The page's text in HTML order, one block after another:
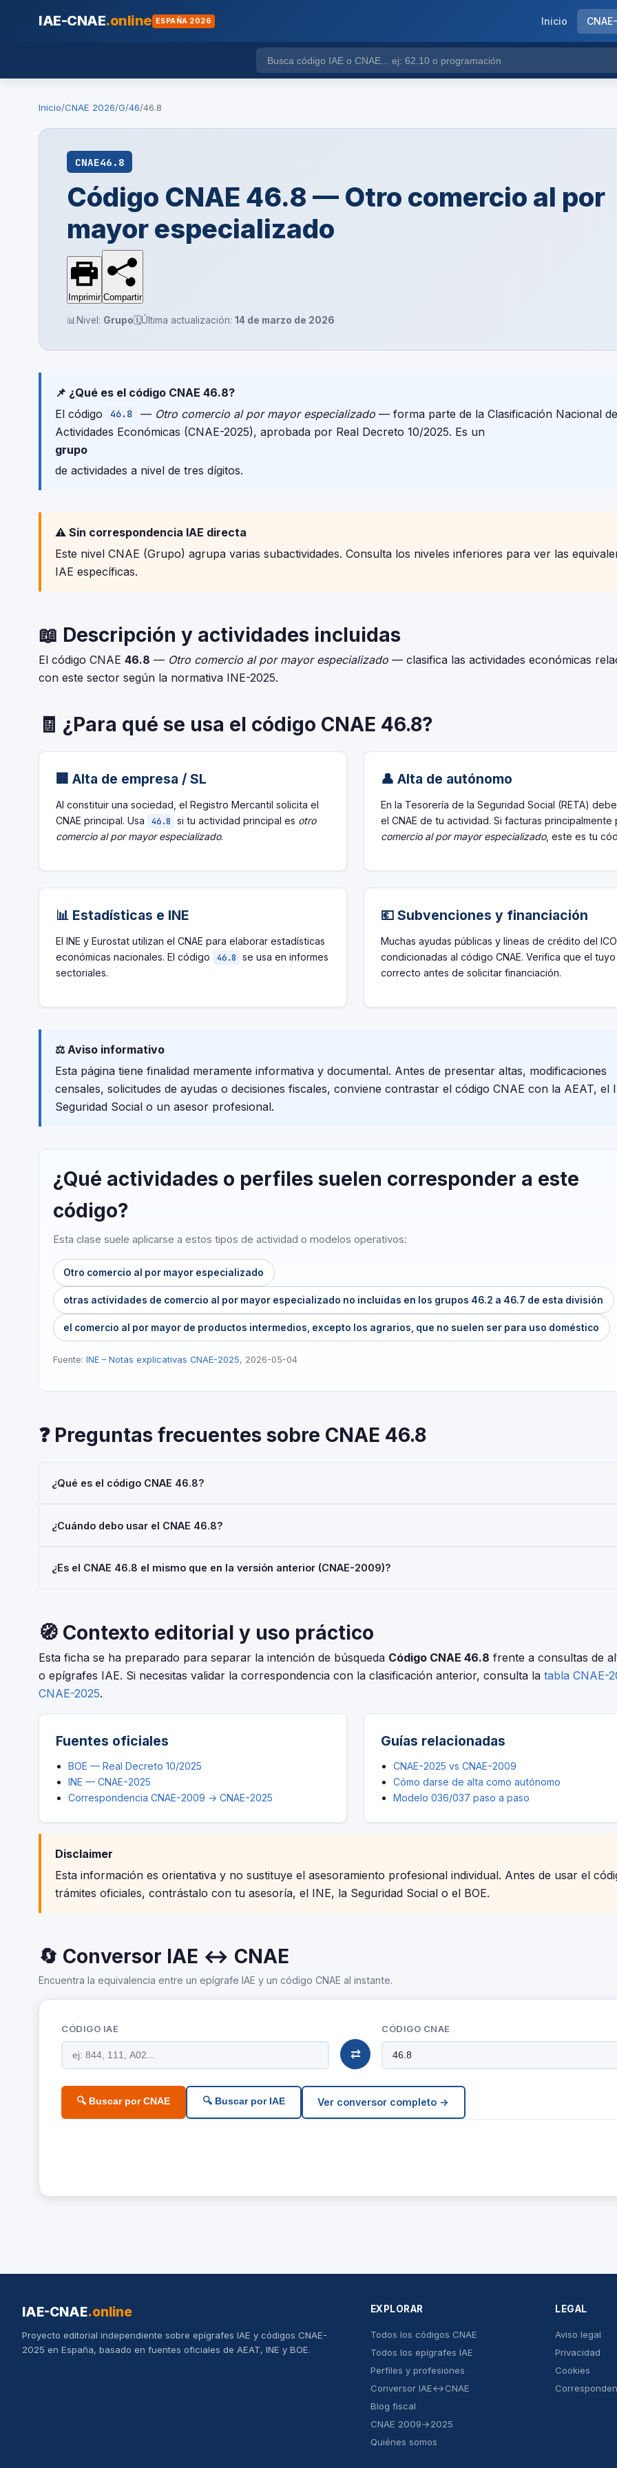
IAE-CNAE.online ESPAÑA 2026 Inicio
Inicio/CNAE 2026/G/46/46.8
CNAE46.8
Código CNAE 46.8 — Otro comercio al por
mayor especializado
Imprimir Compartir
📊 Nivel: Grupo🗓️Última actualización: 14 de marzo de 2026
📌 ¿Qué es el código CNAE 46.8?
El código
46.8 — Otro comercio al por mayor especializado— forma parte de la Clasificación Nacional de
Actividades Económicas (CNAE-2025), aprobada por Real Decreto 10/2025. Es un
grupo
de actividades a nivel de tres dígitos.
⚠️ Sin correspondencia IAE directa
Este nivel CNAE (Grupo) agrupa varias subactividades. Consulta los niveles inferiores para ver las
IAE específicas.
📖 Descripción y actividades incluidas
El código CNAE 46.8 — Otro comercio al por mayor especializado — clasifica las actividades económicas
con este sector según la normativa INE-2025.
🧾 ¿Para qué se usa el código CNAE 46.8?
🏢 Alta de empresa / SL
Al constituir una sociedad, el Registro Mercantil solicita el
CNAE principal. Usa
46.8 si tu actividad principal es otro
comercio al por mayor especializado.
👤 Alta de autónomo
En la Tesorería de la Seguridad Social (RETA)
el CNAE de tu actividad. Si facturas principalmente
comercio al por mayor especializado, este es tu
📊 Estadísticas e INE
El INE y Eurostat utilizan el CNAE para elaborar estadísticas
económicas nacionales. El código
46.8 se usa en informes
sectoriales.
💶 Subvenciones y financiación
Muchas ayudas públicas y líneas de crédito del
condicionadas al código CNAE. Verifica que el tuyo
correcto antes de solicitar financiación.
⚖️ Aviso informativo
Esta página tiene finalidad meramente informativa y documental. Antes de presentar altas, modificaciones
censales, solicitudes de ayudas o decisiones fiscales, conviene contrastar el código CNAE con la AEAT, el
Seguridad Social o un asesor profesional.
¿Qué actividades o perfiles suelen corresponder a este
código?
Esta clase suele aplicarse a estos tipos de actividad o modelos operativos:
Otro comercio al por mayor especializado
otras actividades de comercio al por mayor especializado no incluidas en los grupos 46.2 a 46.7 de esta división
el comercio al por mayor de productos intermedios, excepto los agrarios, que no suelen ser para uso doméstico
Fuente: INE – Notas explicativas CNAE-2025, 2026-05-04
❓ Preguntas frecuentes sobre CNAE 46.8
¿Qué es el código CNAE 46.8?
Económicas 2025 (CNAE-2025), aprobada por Real Decreto 10/2025. Es un código de nivel 'Grupo' usado en registros
¿Cuándo debo usar el CNAE 46.8?
en la Seguridad Social (RETA), al registrar una sociedad en el Registro Mercantil, o al solicitar subvenciones.
¿Es el CNAE 46.8 el mismo que en la versión anterior (CNAE-2009)?
🧭 Contexto editorial y uso práctico
Esta ficha se ha preparado para separar la intención de búsqueda Código CNAE 46.8 frente a consultas de
o epígrafes IAE. Si necesitas validar la correspondencia con la clasificación anterior, consulta la tabla CNAE-
CNAE-2025.
Fuentes oficiales
BOE — Real Decreto 10/2025
INE — CNAE-2025
Correspondencia CNAE-2009 → CNAE-2025
Guías relacionadas
CNAE-2025 vs CNAE-2009
Cómo darse de alta como autónomo
Modelo 036/037 paso a paso
Disclaimer
Esta información es orientativa y no sustituye el asesoramiento profesional individual. Antes de usar el
trámites oficiales, contrástalo con tu asesoría, el INE, la Seguridad Social o el BOE.
🔄 Conversor IAE ↔ CNAE
Encuentra la equivalencia entre un epígrafe IAE y un código CNAE al instante.
CÓDIGO IAE
⇄
CÓDIGO CNAE
🔍 Buscar por CNAE 🔍 Buscar por IAE Ver conversor completo →
IAE-CNAE.online
Proyecto editorial independiente sobre epígrafes IAE y códigos CNAE-
2025 en España, basado en fuentes oficiales de AEAT, INE y BOE.
EXPLORAR
Todos los códigos CNAE
Todos los epígrafes IAE
Perfiles y profesiones
Conversor IAE↔CNAE
Blog fiscal
CNAE 2009→2025
Quiénes somos
LEGAL
Aviso legal
Privacidad
Cookies